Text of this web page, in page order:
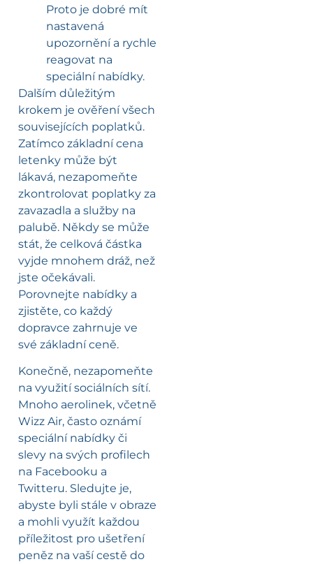
Proto je dobré mít
nastavená
upozornění a rychle
reagovat na
speciální nabídky.
Dalším důležitým
krokem je ověření všech
souvisejících poplatků.
Zatímco základní cena
letenky může být
lákavá, nezapomeňte
zkontrolovat poplatky za
zavazadla a služby na
palubě. Někdy se může
stát, že celková částka
vyjde mnohem dráž, než
jste očekávali.
Porovnejte nabídky a
zjistěte, co každý
dopravce zahrnuje ve
své základní ceně.
Konečně, nezapomeňte
na využití sociálních sítí.
Mnoho aerolinek, včetně
Wizz Air, často oznámí
speciální nabídky či
slevy na svých profilech
na Facebooku a
Twitteru. Sledujte je,
abyste byli stále v obraze
a mohli využít každou
příležitost pro ušetření
peněz na vaší cestě do